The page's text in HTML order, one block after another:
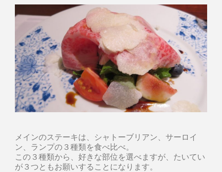
メインのステーキは、シャトーブリアン、サーロイ
ン、ランプの３種類を食べ比べ。
この３種類から、好きな部位を選べますが、たいてい
が３つともお願いすることになります。